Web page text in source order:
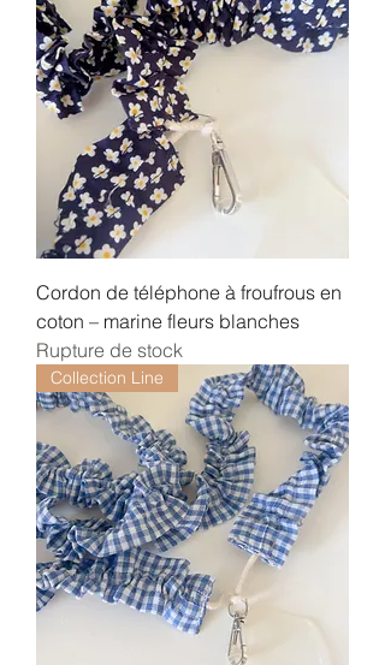
Cordon de téléphone à froufrous en
coton – marine fleurs blanches
Rupture de stock
Collection Line